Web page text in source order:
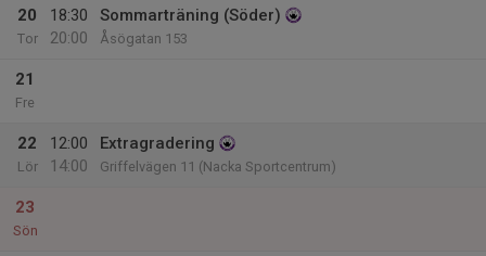
20
Tor
18:30
20:00
Sommarträning (Söder)
Åsögatan 153
21
Fre
22
Lör
12:00
14:00
Extragradering
Griffelvägen 11 (Nacka Sportcentrum)
23
Sön